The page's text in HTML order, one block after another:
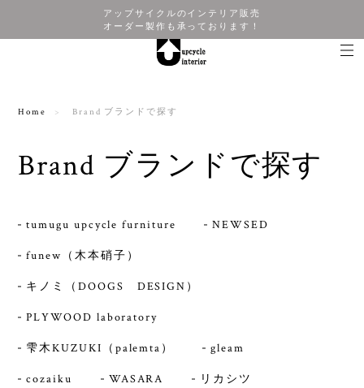
アップサイクルのインテリア販売
オーダー製作も承っております！
Home Brand ブランドで探す
Brand ブランドで探す
tumugu upcycle furniture NEWSED
funew（木本硝子）
キノミ（DOOGS DESIGN）
PLYWOOD laboratory
雫木KUZUKI（palemta） gleam
cozaiku WASARA リカシツ